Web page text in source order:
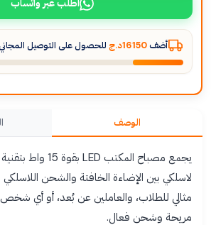
اطلب عبر واتساب
أضف 16150د.ج للحصول على التوصيل
الوصف
لاسلكي بين الإضاءة الخافتة والشحن اللاسلكي
مثالي للطلاب، والعاملين عن بُعد، أو أي
مريحة وشحن فعال.